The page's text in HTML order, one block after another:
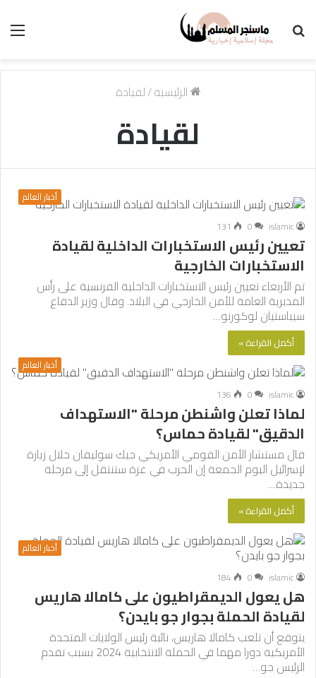
الرئيسية/لقيادة
لقيادة
أخبار العالم
islamic
0
131
تعيين رئيس الاستخبارات الداخلية لقيادة
الاستخبارات الخارجية
تم الأربعاء تعيين رئيس الاستخبارات الداخلية الفرنسية على رأس
المديرية العامة للأمن الخارجي في البلاد. وقال وزير الدفاع
سيباستيان لوكورنو…
أكمل القراءة »
أخبار العالم
islamic
0
136
لماذا تعلن واشنطن مرحلة "الاستهداف
الدقيق" لقيادة حماس؟
قال مستشار الأمن القومي الأمريكي جيك سوليفان خلال زيارة
لإسرائيل اليوم الجمعة إن الحرب في غزة ستنتقل إلى مرحلة
جديدة…
أكمل القراءة »
أخبار العالم
islamic
0
184
هل يعول الديمقراطيون على كامالا هاريس
لقيادة الحملة بجوار جو بايدن؟
يتوقع أن تلعب كامالا هاريس، نائبة رئيس الولايات المتحدة
الأمريكية دورا مهما في الحملة الانتخابية 2024 بسبب تقدم
الرئيس جو…